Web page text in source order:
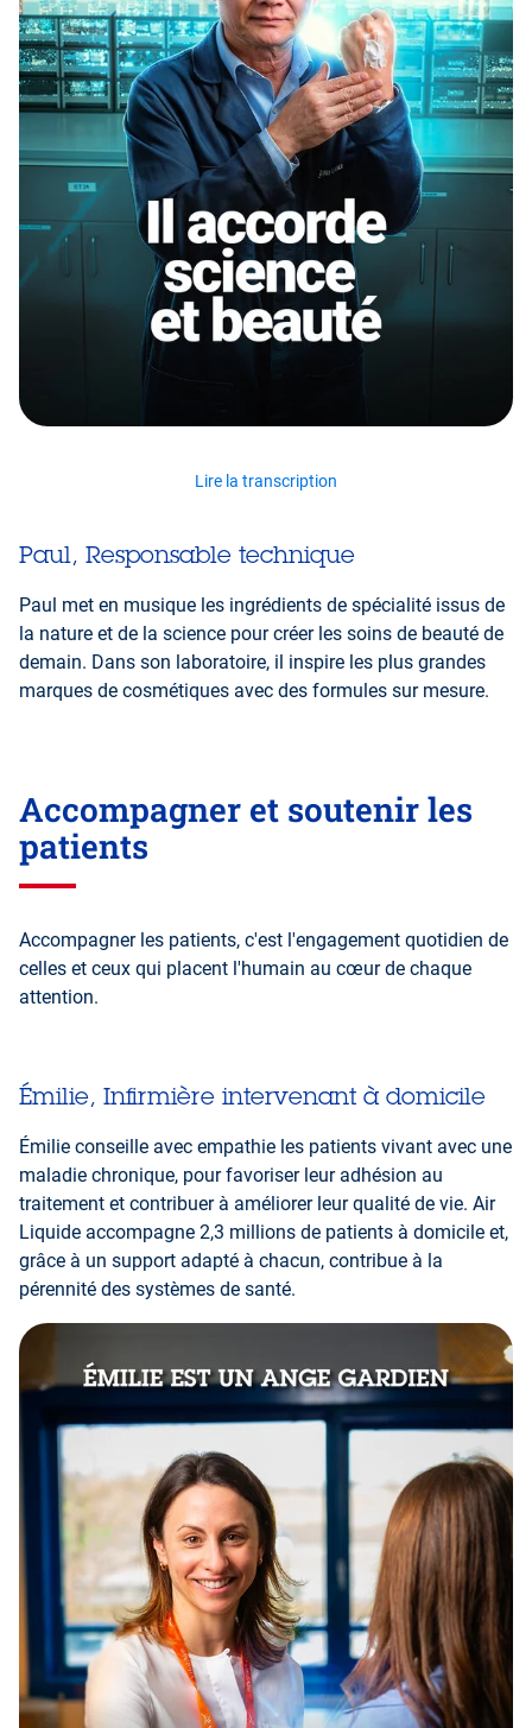
Lire la transcription
Paul, Responsable technique
Paul met en musique les ingrédients de spécialité issus de
la nature et de la science pour créer les soins de beauté de
demain. Dans son laboratoire, il inspire les plus grandes
marques de cosmétiques avec des formules sur mesure.
Accompagner et soutenir les
patients
Accompagner les patients, c'est l'engagement quotidien de
celles et ceux qui placent l'humain au cœur de chaque
attention.
Émilie, Infirmière intervenant à domicile
Émilie conseille avec empathie les patients vivant avec une
maladie chronique, pour favoriser leur adhésion au
traitement et contribuer à améliorer leur qualité de vie. Air
Liquide accompagne 2,3 millions de patients à domicile et,
grâce à un support adapté à chacun, contribue à la
pérennité des systèmes de santé.